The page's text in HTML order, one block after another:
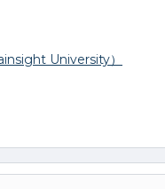
University）